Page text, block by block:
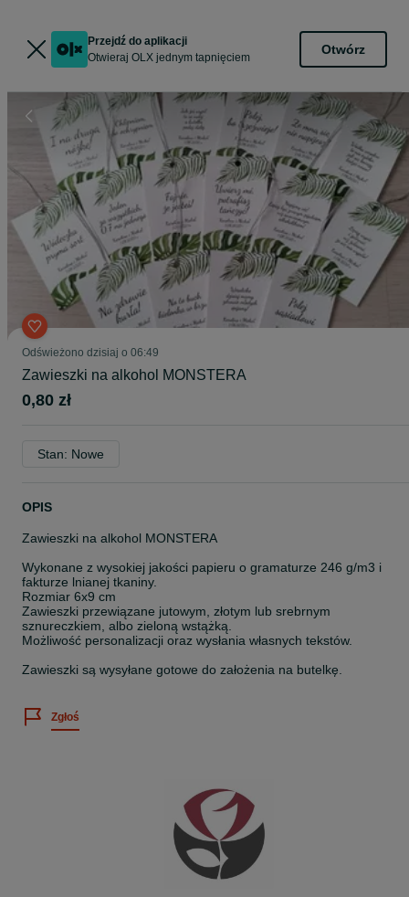
Przejdź do aplikacji
Otwieraj OLX jednym tapnięciem
Otwórz
Odświeżono dzisiaj o 06:49
Zawieszki na alkohol MONSTERA
0,80 zł
Stan: Nowe
OPIS
Zawieszki na alkohol MONSTERA
Wykonane z wysokiej jakości papieru o gramaturze 246 g/m3 i
fakturze lnianej tkaniny.
Rozmiar 6x9 cm
Zawieszki przewiązane jutowym, złotym lub srebrnym
sznureczkiem, albo zieloną wstążką.
Możliwość personalizacji oraz wysłania własnych tekstów.
Zawieszki są wysyłane gotowe do założenia na butelkę.
Zgłoś